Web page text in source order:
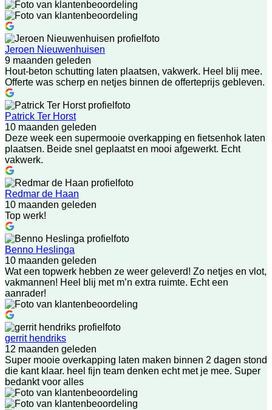
Jeroen Nieuwenhuisen
9 maanden geleden
Hout-beton schutting laten plaatsen, vakwerk. Heel blij mee.
Offerte was scherp en netjes binnen de offerteprijs gebleven.
Patrick Ter Horst
10 maanden geleden
Deze week een supermooie overkapping en fietsenhok laten
plaatsen. Beide snel geplaatst en mooi afgewerkt. Echt
vakwerk.
Redmar de Haan
10 maanden geleden
Top werk!
Benno Heslinga
10 maanden geleden
Wat een topwerk hebben ze weer geleverd! Zo netjes en vlot,
vakmannen! Heel blij met m’n extra ruimte. Echt een
aanrader!
gerrit hendriks
12 maanden geleden
Super mooie overkapping laten maken binnen 2 dagen stond
die kant klaar. heel fijn team denken echt met je mee. Super
bedankt voor alles